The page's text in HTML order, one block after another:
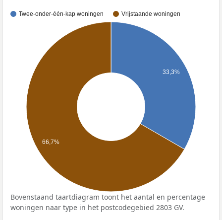
Twee-onder-één-kap woningen Vrijstaande woningen
33,3%
66,7%
Bovenstaand taartdiagram toont het aantal en percentage
woningen naar type in het postcodegebied 2803 GV.